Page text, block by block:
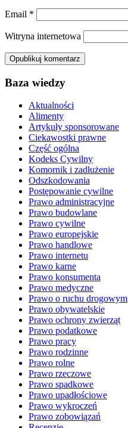
Email *
Witryna internetowa
Baza wiedzy
Aktualności
Alimenty
Artykuły sponsorowane
Ciekawostki prawne
Część ogólna
Kodeks Cywilny
Komornik i zadłużenie
Odszkodowania
Postępowanie cywilne
Prawo administracyjne
Prawo budowlane
Prawo cywilne
Prawo europejskie
Prawo handlowe
Prawo internetu
Prawo karne
Prawo konsumenta
Prawo medyczne
Prawo o ruchu drogowym
Prawo obywatelskie
Prawo ochrony zwierząt
Prawo podatkowe
Prawo pracy
Prawo rodzinne
Prawo rolne
Prawo rzeczowe
Prawo spadkowe
Prawo upadłościowe
Prawo wykroczeń
Prawo zobowiązań